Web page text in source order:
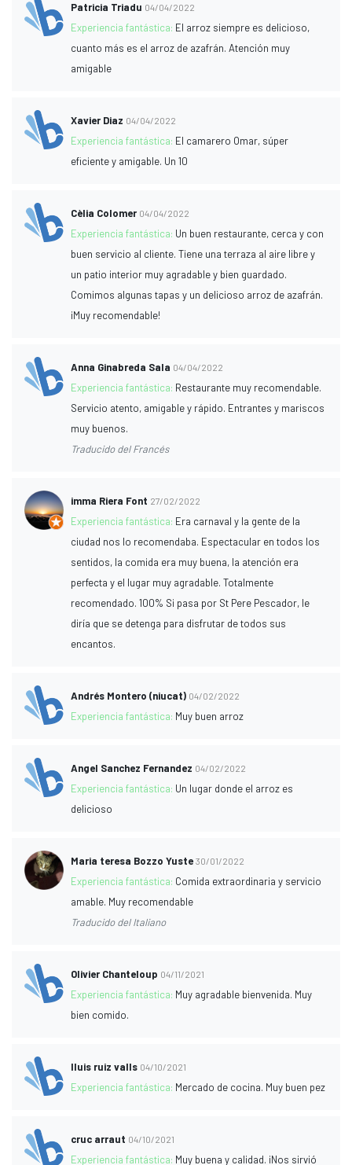
Patricia Triadu 04/04/2022
Experiencia fantástica: El arroz siempre es delicioso,
cuanto más es el arroz de azafrán. Atención muy
amigable
Xavier Diaz 04/04/2022
Experiencia fantástica: El camarero Omar, súper
eficiente y amigable. Un 10
Cèlia Colomer 04/04/2022
Experiencia fantástica: Un buen restaurante, cerca y con
buen servicio al cliente. Tiene una terraza al aire libre y
un patio interior muy agradable y bien guardado.
Comimos algunas tapas y un delicioso arroz de azafrán.
¡Muy recomendable!
Anna Ginabreda Sala 04/04/2022
Experiencia fantástica: Restaurante muy recomendable.
Servicio atento, amigable y rápido. Entrantes y mariscos
muy buenos.
Traducido del Francés
imma Riera Font 27/02/2022
Experiencia fantástica: Era carnaval y la gente de la
ciudad nos lo recomendaba. Espectacular en todos los
sentidos, la comida era muy buena, la atención era
perfecta y el lugar muy agradable. Totalmente
recomendado. 100% Si pasa por St Pere Pescador, le
diría que se detenga para disfrutar de todos sus
encantos.
Andrés Montero (niucat) 04/02/2022
Experiencia fantástica: Muy buen arroz
Angel Sanchez Fernandez 04/02/2022
Experiencia fantástica: Un lugar donde el arroz es
delicioso
Maria teresa Bozzo Yuste 30/01/2022
Experiencia fantástica: Comida extraordinaria y servicio
amable. Muy recomendable
Traducido del Italiano
Olivier Chanteloup 04/11/2021
Experiencia fantástica: Muy agradable bienvenida. Muy
bien comido.
lluis ruiz valls 04/10/2021
Experiencia fantástica: Mercado de cocina. Muy buen pez
cruc arraut 04/10/2021
Experiencia fantástica: Muy buena y calidad. ¡Nos sirvió